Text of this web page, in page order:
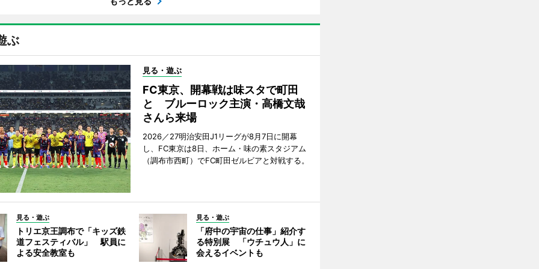
ぶ
見る・遊ぶ
FC東京、開幕戦は味スタで町田
と ブルーロック主演・高橋文哉
さんら来場
2026／27明治安田J1リーグが8月7日に開幕
し、FC東京は8日、ホーム・味の素スタジアム
（調布市西町）でFC町田ゼルビアと対戦する。
見る・遊ぶ
トリエ京王調布で「キッズ鉄
道フェスティバル」 駅員に
よる安全教室も
見る・遊ぶ
「府中の宇宙の仕事」紹介す
る特別展 「ウチュウ人」に
会えるイベントも